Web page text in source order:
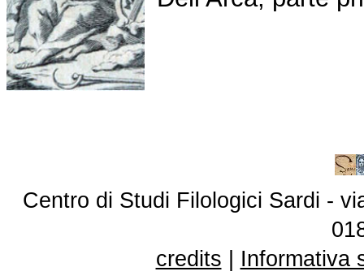
Centro di Studi Filologici Sardi -
credits
Informativa